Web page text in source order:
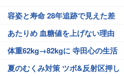
容姿と寿命 28年追跡で見えた差
あたりめ 血糖値を上げない理由
体重62kg→82kgに 寺田心の生活
夏のむくみ対策 ツボ&反射区押し